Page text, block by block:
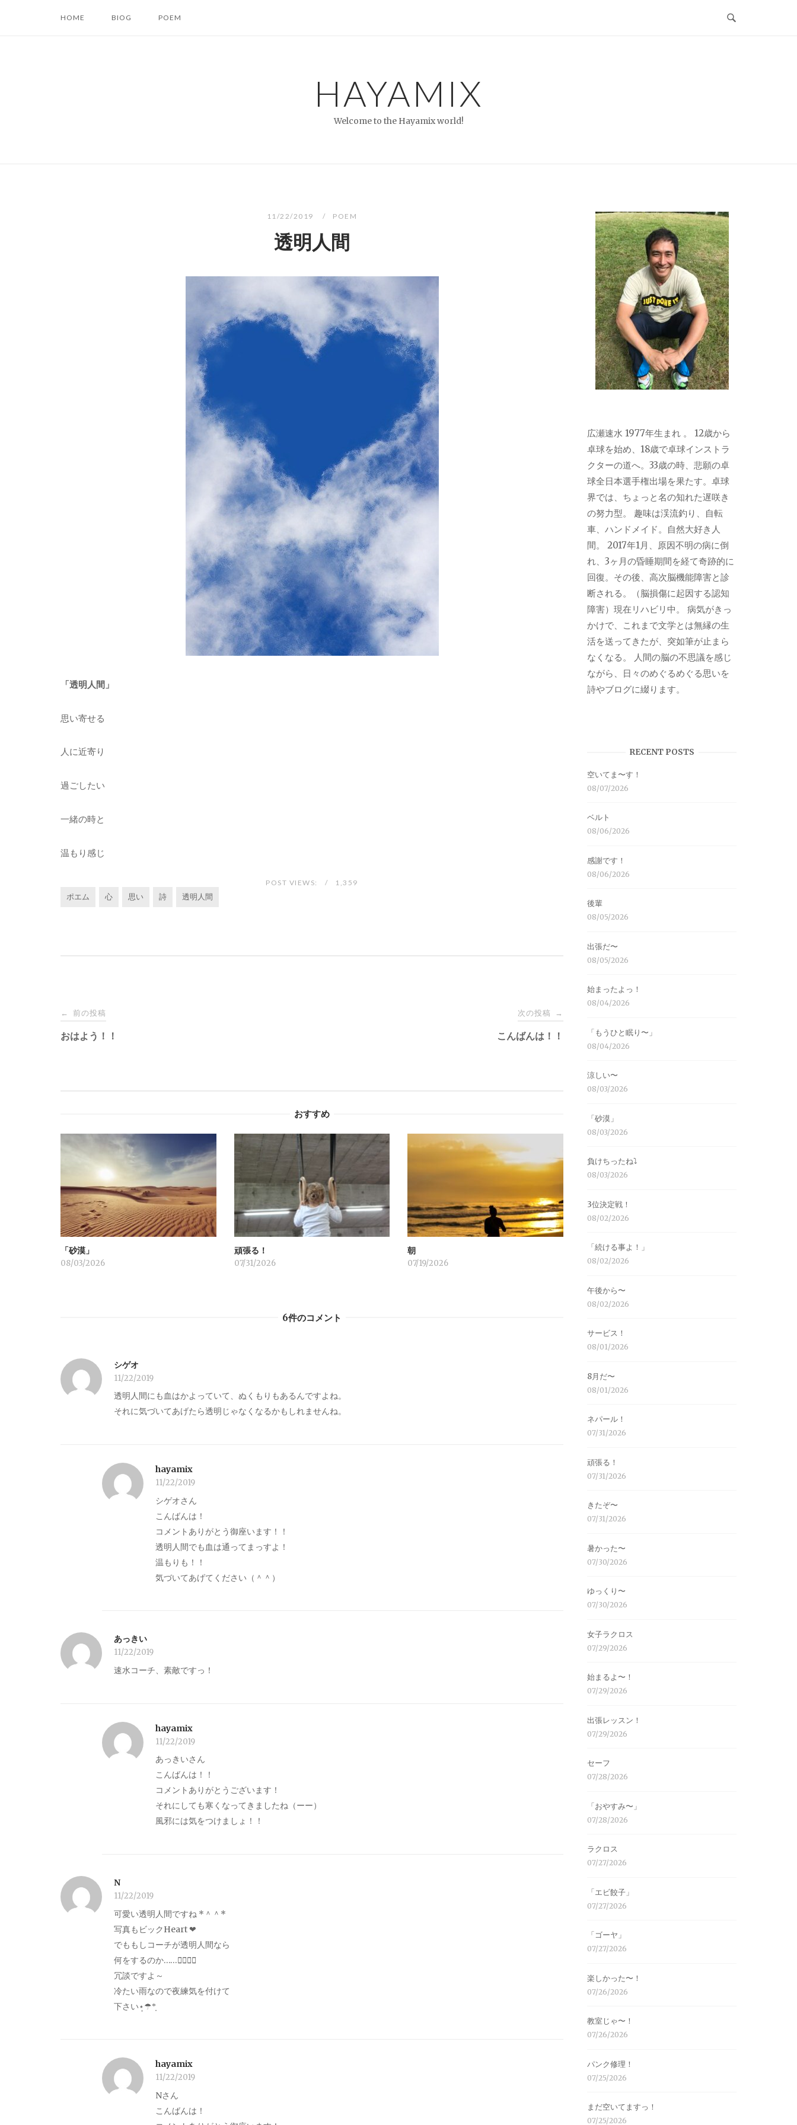
HOME BIOG POEM
HAYAMIX
Welcome to the Hayamix world!
11/22/2019 POEM
透明人間
「透明人間」
思い寄せる
人に近寄り
過ごしたい
一緒の時と
温もり感じ
POST VIEWS: 1,359
ポエム 心 思い 詩 透明人間
投
稿
ゲ
ー
シ
ョ
ン
← 前の投稿
おはよう！！
次の投稿 →
こんばんは！！
おすすめ
「砂漠」
08/03/2026
頑張る！
07/31/2026
朝
07/19/2026
6件のコメント
シゲオ
11/22/2019
透明人間にも血はかよっていて、ぬくもりもあるんですよね。
それに気づいてあげたら透明じゃなくなるかもしれませんね。
hayamix
11/22/2019
シゲオさん
こんばんは！
コメントありがとう御座います！！
透明人間でも血は通ってまっすよ！
温もりも！！
気づいてあげてください（＾＾）
あっきい
11/22/2019
速水コーチ、素敵ですっ！
hayamix
11/22/2019
あっきいさん
こんばんは！！
コメントありがとうございます！
それにしても寒くなってきましたね（ーー）
風邪には気をつけましょ！！
N
11/22/2019
可愛い透明人間ですね *＾＾*
写真もビックHeart ‪‪❤︎‬
でももしコーチが透明人間なら
何をするのか……笑⃝笑⃝
冗談ですよ～
冷たい雨なので夜練気を付けて
下さい⋆̩☂︎*̣̩
hayamix
11/22/2019
Nさん
こんばんは！
広瀬速水 1977年生まれ 。 12歳から
卓球を始め、18歳で卓球インストラ
クターの道へ。33歳の時、悲願の卓
球全日本選手権出場を果たす。卓球
界では、ちょっと名の知れた遅咲き
の努力型。 趣味は渓流釣り、自転
車、ハンドメイド。自然大好き人
間。 2017年1月、原因不明の病に倒
れ、3ヶ月の昏睡期間を経て奇跡的に
回復。その後、高次脳機能障害と診
断される。（脳損傷に起因する認知
障害）現在リハビリ中。 病気がきっ
かけで、これまで文学とは無縁の生
活を送ってきたが、突如筆が止まら
なくなる。 人間の脳の不思議を感じ
ながら、日々のめぐるめぐる思いを
詩やブログに綴ります。
RECENT POSTS
空いてま〜す！
08/07/2026
ベルト
08/06/2026
感謝です！
08/06/2026
後輩
08/05/2026
出張だ〜
08/05/2026
始まったよっ！
08/04/2026
「もうひと眠り〜」
08/04/2026
涼しい〜
08/03/2026
「砂漠」
08/03/2026
負けちったね⤵︎
08/03/2026
3位決定戦！
08/02/2026
「続ける事よ！」
08/02/2026
午後から〜
08/02/2026
サービス！
08/01/2026
8月だ〜
08/01/2026
ネパール！
07/31/2026
頑張る！
07/31/2026
きたぞ〜
07/31/2026
暑かった〜
07/30/2026
ゆっくり〜
07/30/2026
女子ラクロス
07/29/2026
始まるよ〜！
07/29/2026
出張レッスン！
07/29/2026
セーフ
07/28/2026
「おやすみ〜」
07/28/2026
ラクロス
07/27/2026
「エビ餃子」
07/27/2026
「ゴーヤ」
07/27/2026
楽しかった〜！
07/26/2026
教室じゃ〜！
07/26/2026
パンク修理！
07/25/2026
まだ空いてますっ！
07/25/2026